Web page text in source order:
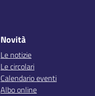
Novità
Le notizie
Le circolari
Calendario eventi
Albo online